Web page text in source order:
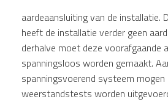
aardeaansluiting van de installatie.
heeft de installatie verder geen
derhalve moet deze voorafgaande
spanningsloos worden gemaakt.
spanningsvoerend systeem mogen
weerstandstests worden